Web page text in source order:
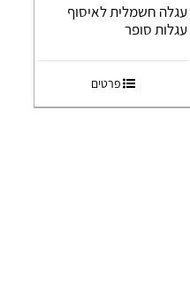
עגלה חשמלית לאיסוף
עגלות סופר
פרטים